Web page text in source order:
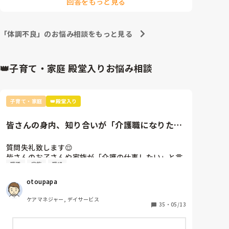
ので、病院診断後に断ろうと考えていますが、どうし
また本日の面接時に、「なにか病院通院してる場合は
「体調不良」のお悩み相談をもっと見る
👑子育て・家庭 殿堂入りお悩み相談
子育て・家庭 👑殿堂入り
皆さんの身内、知り合いが「介護職になりた
質問失礼致します😌
皆さんのお子さんや家族が「介護の仕事したい」と言
ったら、なんと声をかけますか？？
「介護の仕事」と書いたら、先生から「やめておきな
さい」と言われたそうで😓
相手が高校生に限らず、皆さんだったら、介護職を選
択肢に入れるのをどう思われますか？
職種 家族 職場
otoupapa
ケアマネジャー, デイサービス
35 ・ 05/13